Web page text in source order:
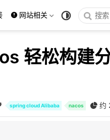
网站相关
轻松构建
spring cloud Alibaba nacos 约